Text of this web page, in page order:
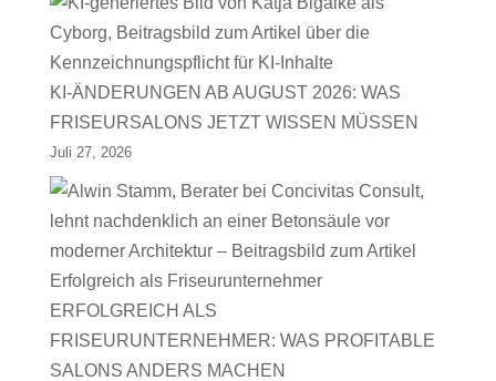
KI-ÄNDERUNGEN AB AUGUST 2026: WAS
FRISEURSALONS JETZT WISSEN MÜSSEN
Juli 27, 2026
ERFOLGREICH ALS
FRISEURUNTERNEHMER: WAS PROFITABLE
SALONS ANDERS MACHEN